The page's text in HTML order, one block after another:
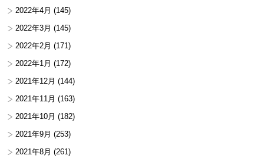
2022年4月 (145)
2022年3月 (145)
2022年2月 (171)
2022年1月 (172)
2021年12月 (144)
2021年11月 (163)
2021年10月 (182)
2021年9月 (253)
2021年8月 (261)